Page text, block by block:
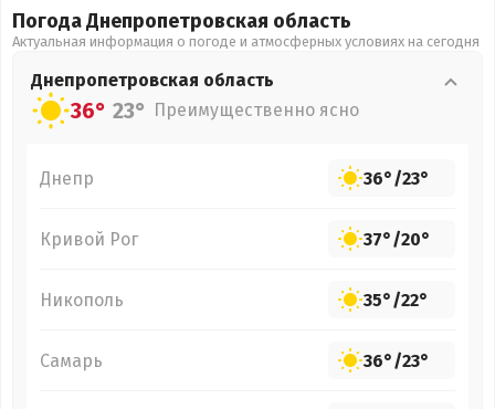
Погода Днепропетровская область
Актуальная информация о погоде и атмосферных условиях на сегодня
Днепропетровская область
36° 23° Преимущественно ясно
Днепр 36°/23°
Кривой Рог 37°/20°
Никополь 35°/22°
Самарь 36°/23°